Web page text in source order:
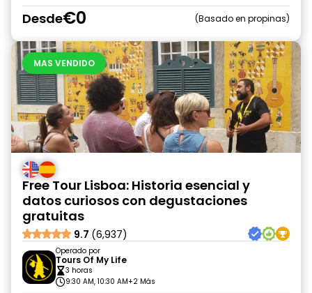
Desde€0 Basado en propinas
MAS VENDIDO
Free Tour Lisboa: Historia esencial y
datos curiosos con degustaciones
gratuitas
9.7 (6,937)
Operado por
Tours Of My Life
3 horas
9:30 AM, 10:30 AM+2 Más